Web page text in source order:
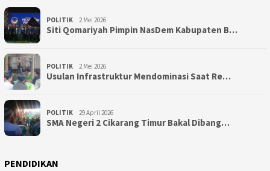
POLITIK 2 Mei 2026
Siti Qomariyah Pimpin NasDem Kabupaten B…
POLITIK 2 Mei 2026
Usulan Infrastruktur Mendominasi Saat Re…
POLITIK 29 April 2026
SMA Negeri 2 Cikarang Timur Bakal Dibang…
PENDIDIKAN